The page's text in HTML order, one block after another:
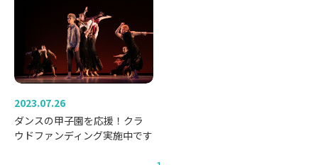
2023.07.26
ダンスの甲子園を応援！クラ
ウドファンディング実施中です